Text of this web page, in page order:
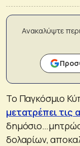
Ανακαλύψτε
Το Παγκόσμιο
μετατρέπει τις
δολαρίων,